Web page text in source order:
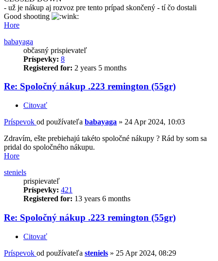
- už je nákup aj rozvoz pre tento prípad skončený - tí čo dostali
Good shooting
Hore
babayaga
občasný prispievateľ
Príspevky: 8
Registered for: 2 years 5 months
Re: Spoločný nákup .223 remington (55gr)
Citovať
Príspevok od používateľa babayaga » 24 Apr 2024, 10:03
Zdravím, ešte prebiehajú takéto spoločné nákupy ? Rád by som sa
pridal do spoločného nákupu.
Hore
steniels
prispievateľ
Príspevky: 421
Registered for: 13 years 6 months
Re: Spoločný nákup .223 remington (55gr)
Citovať
Príspevok od používateľa steniels » 25 Apr 2024, 08:29